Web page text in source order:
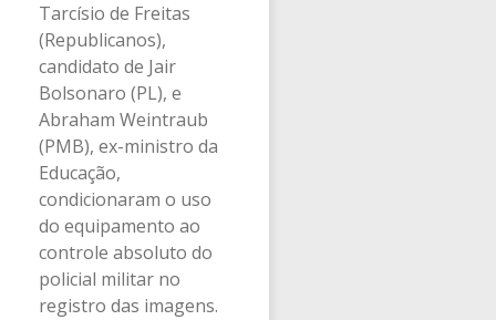
Tarcísio de Freitas
(Republicanos),
candidato de Jair
Bolsonaro (PL), e
Abraham Weintraub
(PMB), ex-ministro da
Educação,
condicionaram o uso
do equipamento ao
controle absoluto do
policial militar no
registro das imagens.